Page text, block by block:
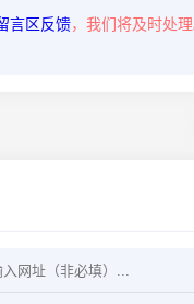
言区反馈，我们将及时处理